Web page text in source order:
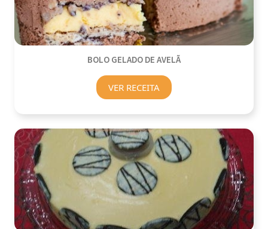
BOLO GELADO DE AVELÃ
VER RECEITA